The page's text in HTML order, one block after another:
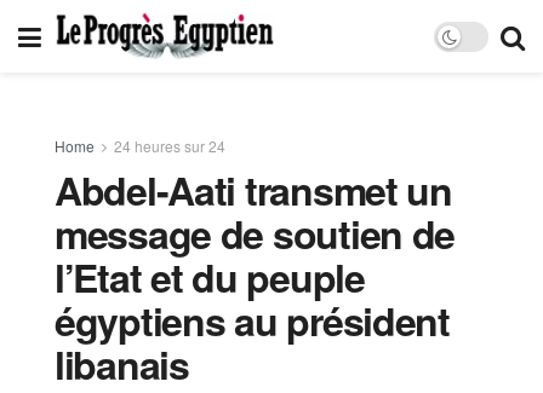
Home 24 heures sur 24
Abdel-Aati transmet un
message de soutien de
l’Etat et du peuple
égyptiens au président
libanais